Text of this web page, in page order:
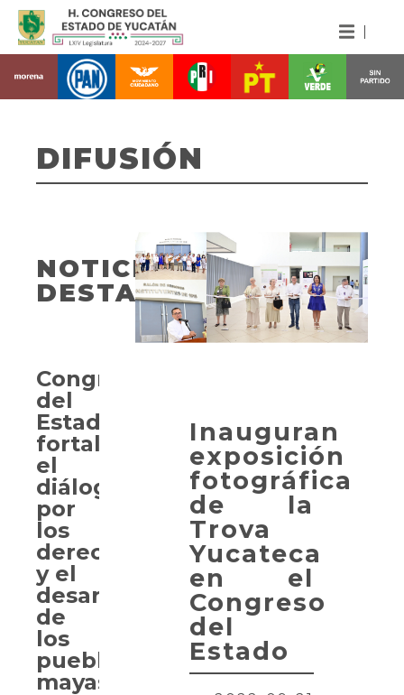
DIFUSIÓN
Inauguran
exposición
fotográfica
de la
Trova
Yucateca
en el
Congreso
del
Estado
NOTICIAS
DESTACADAS
Congreso
del
Estado
fortalece
el
diálogo
por
los
derechos
y el
desarrollo
de
los
pueblos
mayas